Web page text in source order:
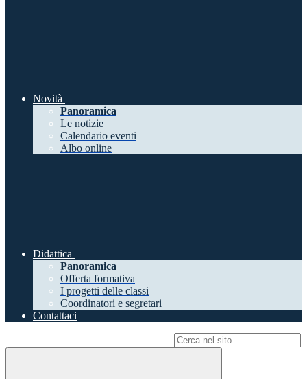
Novità
Panoramica
Le notizie
Calendario eventi
Albo online
Didattica
Panoramica
Offerta formativa
I progetti delle classi
Coordinatori e segretari
Contattaci